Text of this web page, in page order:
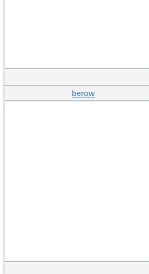
berow